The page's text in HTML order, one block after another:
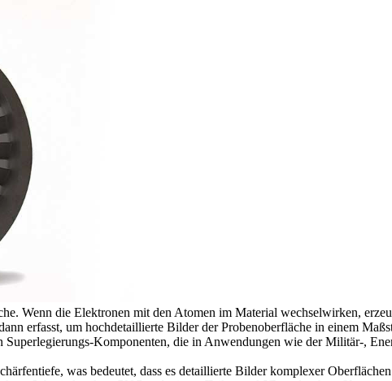
Wenn die Elektronen mit den Atomen im Material wechselwirken,
erfasst, um hochdetaillierte Bilder der Probenoberfläche in einem
Superlegierungs-Komponenten, die in Anwendungen wie derMilitär-,
was bedeutet, dass es detaillierte Bilder komplexer